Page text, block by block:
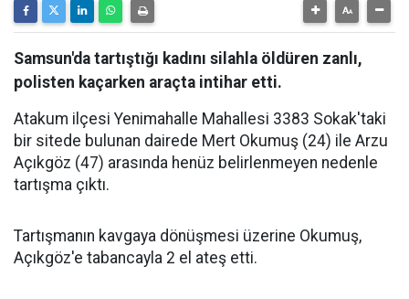
Samsun'da tartıştığı kadını silahla öldüren zanlı,
polisten kaçarken araçta intihar etti.
Atakum ilçesi Yenimahalle Mahallesi 3383 Sokak'taki
bir sitede bulunan dairede Mert Okumuş (24) ile Arzu
Açıkgöz (47) arasında henüz belirlenmeyen nedenle
tartışma çıktı.
Tartışmanın kavgaya dönüşmesi üzerine Okumuş,
Açıkgöz'e tabancayla 2 el ateş etti.